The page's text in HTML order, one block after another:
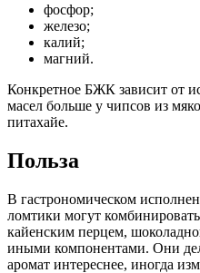
фосфор;
железо;
калий;
магний.
Конкретное БЖК зависит от
масел больше у чипсов из
питахайе.
Польза
В гастрономическом
ломтики могут
кайенским перцем,
иными компонентами. Они
аромат интереснее, иногда